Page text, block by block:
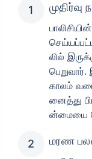
லில்
காலம்
னைத்து
ன்மையை
மரண
24
₹ 434/